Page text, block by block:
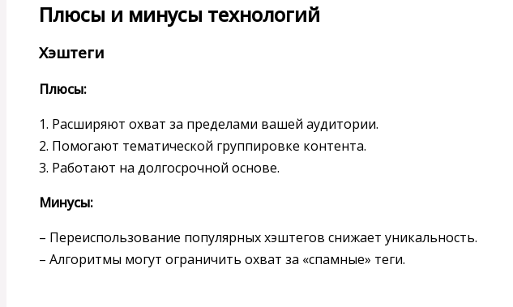
Плюсы и минусы технологий
Хэштеги
Плюсы:
1. Расширяют охват за пределами вашей аудитории.
2. Помогают тематической группировке контента.
3. Работают на долгосрочной основе.
Минусы:
– Переиспользование популярных хэштегов снижает уникальность.
– Алгоритмы могут ограничить охват за «спамные» теги.